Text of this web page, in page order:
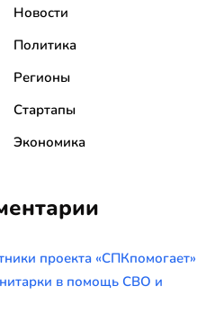
Новости
Политика
Регионы
Стартапы
Экономика
проекта «СПКпомогает»
в помощь СВО и